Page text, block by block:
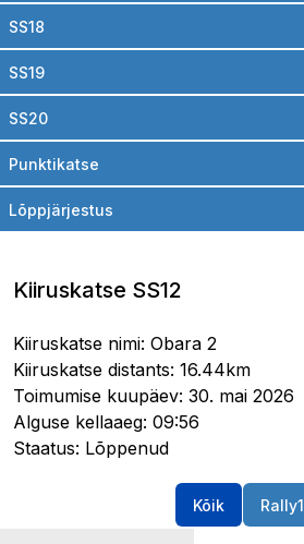
SS18
SS19
SS20
Punktikatse
Lõppjärjestus
Kiiruskatse SS12
Kiiruskatse nimi: Obara 2
Kiiruskatse distants: 16.44km
Toimumise kuupäev: 30. mai 2026
Alguse kellaaeg: 09:56
Staatus: Lõppenud
Kõik Rally1